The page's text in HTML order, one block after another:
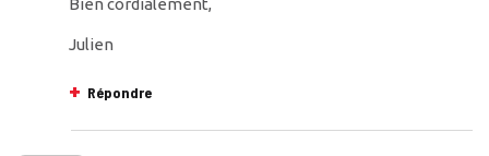
Bien cordialement,
Julien
Répondre